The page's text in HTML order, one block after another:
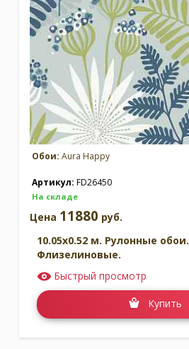
Обои: Aura Happy
Артикул: FD26450
На складе
Цена 11880 руб.
10.05x0.52 м. Рулонные обои.
Флизелиновые.
Быстрый просмотр
Купить